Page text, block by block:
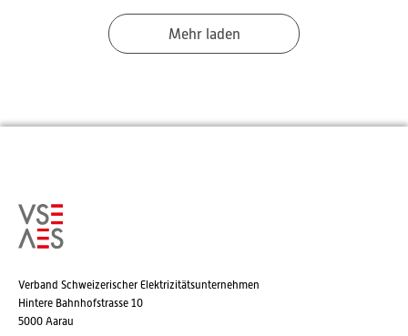
Mehr laden
Verband Schweizerischer Elektrizitätsunternehmen
Hintere Bahnhofstrasse 10
5000 Aarau